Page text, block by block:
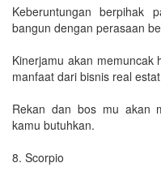
Keberuntungan berpihak
bangun dengan perasaan
Kinerjamu akan memuncak
manfaat dari bisnis real
Rekan dan bos mu akan
kamu butuhkan.
8. Scorpio